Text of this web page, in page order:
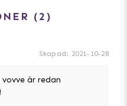
2
Skapad: 2021-10-28
är redan